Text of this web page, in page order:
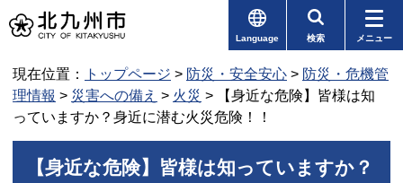
Language 検索 メニュー
現在位置： トップページ > 防災・安全安心 > 防災・危機管
理情報 > 災害への備え > 火災 > 【身近な危険】皆様は知
っていますか？身近に潜む火災危険！！
【身近な危険】皆様は知っていますか？